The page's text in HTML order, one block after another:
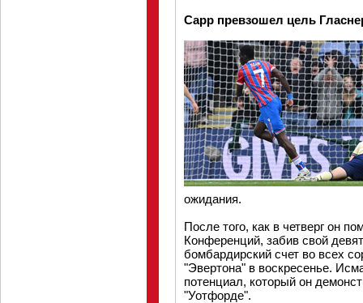
Сарр превзошел цель
ожидания.
После того, как в четверг он
Конференций, забив свой
бомбардирский счет во всех
"Эвертона" в воскресенье.
потенциал, который он
"Уотфорде".